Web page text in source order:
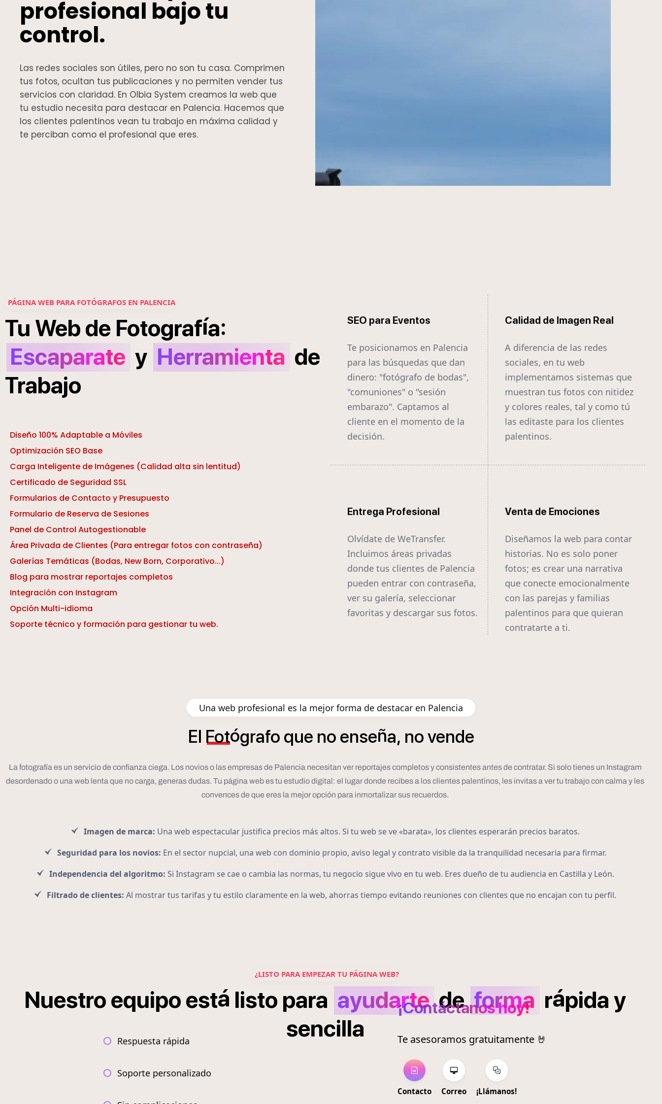
profesional bajo tu
control.
Las redes sociales son útiles, pero no son tu casa. Comprimen
tus fotos, ocultan tus publicaciones y no permiten vender tus
servicios con claridad. En Olbia System creamos la web que
tu estudio necesita para destacar en Palencia. Hacemos que
los clientes palentinos vean tu trabajo en máxima calidad y
te perciban como el profesional que eres.
PÁGINA WEB PARA FOTÓGRAFOS EN PALENCIA
Tu Web de Fotografía:
Escaparate y Herramienta de
Trabajo
Diseño 100% Adaptable a Móviles
Optimización SEO Base
Carga Inteligente de Imágenes (Calidad alta sin lentitud)
Certificado de Seguridad SSL
Formularios de Contacto y Presupuesto
Formulario de Reserva de Sesiones
Panel de Control Autogestionable
Área Privada de Clientes (Para entregar fotos con contraseña)
Galerías Temáticas (Bodas, New Born, Corporativo...)
Blog para mostrar reportajes completos
Integración con Instagram
Opción Multi-idioma
Soporte técnico y formación para gestionar tu web.
SEO para Eventos
Te posicionamos en Palencia
para las búsquedas que dan
dinero: "fotógrafo de bodas",
"comuniones" o "sesión
embarazo". Captamos al
cliente en el momento de la
decisión.
Calidad de Imagen Real
A diferencia de las redes
sociales, en tu web
implementamos sistemas que
muestran tus fotos con nitidez
y colores reales, tal y como tú
las editaste para los clientes
palentinos.
Entrega Profesional
Olvídate de WeTransfer.
Incluimos áreas privadas
donde tus clientes de Palencia
pueden entrar con contraseña,
ver su galería, seleccionar
favoritas y descargar sus fotos.
Venta de Emociones
Diseñamos la web para contar
historias. No es solo poner
fotos; es crear una narrativa
que conecte emocionalmente
con las parejas y familias
palentinos para que quieran
contratarte a ti.
Una web profesional es la mejor forma de destacar en Palencia
El Fotógrafo que no enseña, novende
La fotografía es un servicio de confianza ciega. Los novios o las empresas de Palencia necesitan ver reportajes completos y consistentes antes de contratar. Si solo tienes un Instagram
desordenado o una web lenta que no carga, generas dudas. Tu página web es tu estudio digital: el lugar donde recibes a los clientes palentinos, les invitas a ver tu trabajo con calma y les
convences de que eres la mejor opción para inmortalizar sus recuerdos.
Imagen de marca: Una web espectacular justifica precios más altos. Si tu web se ve «barata», los clientes esperarán precios baratos.
Seguridad para los novios: En el sector nupcial, una web con dominio propio, aviso legal y contrato visible da la tranquilidad necesaria para firmar.
Independencia del algoritmo: Si Instagram se cae o cambia las normas, tu negocio sigue vivo en tu web. Eres dueño de tu audiencia en Castilla y León.
Filtrado de clientes: Al mostrar tus tarifas y tu estilo claramente en la web, ahorras tiempo evitando reuniones con clientes que no encajan con tu perfil.
¿LISTO PARA EMPEZAR TU PÁGINA WEB?
Nuestro equipo está listo para ayudarte de forma rápida y
sencilla
Respuesta rápida
Soporte personalizado
¡Contáctanos hoy!
Te asesoramos gratuitamente 🤘
Contacto Correo ¡Llámanos!